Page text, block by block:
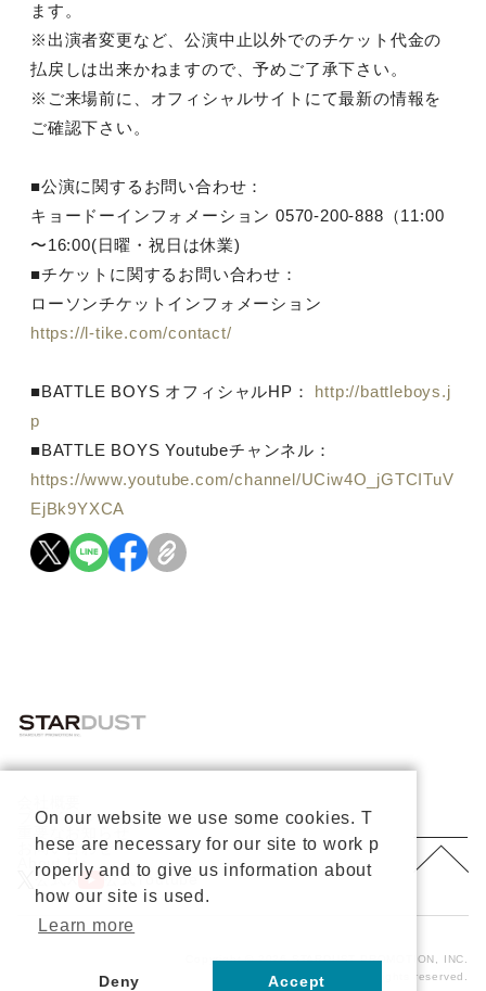
ます。
※出演者変更など、公演中止以外でのチケット代金の
払戻しは出来かねますので、予めご了承下さい。
※ご来場前に、オフィシャルサイトにて最新の情報を
ご確認下さい。
■公演に関するお問い合わせ：
キョードーインフォメーション 0570-200-888（11:00
〜16:00(日曜・祝日は休業)
■チケットに関するお問い合わせ：
ローソンチケットインフォメーション
https://l-tike.com/contact/
■BATTLE BOYS オフィシャルHP： http://battleboys.j
p
■BATTLE BOYS Youtubeチャンネル：
https://www.youtube.com/channel/UCiw4O_jGTCITuV
EjBk9YXCA
プライバシーポリシー
お問い合わせ
About Us
公式X
公式Youtube
Copyright © 2026 STARDUST PROMOTION, INC.
All rights reserved.
On our website we use some cookies. T
hese are necessary for our site to work p
roperly and to give us information about
how our site is used.
Learn more
Deny Accept